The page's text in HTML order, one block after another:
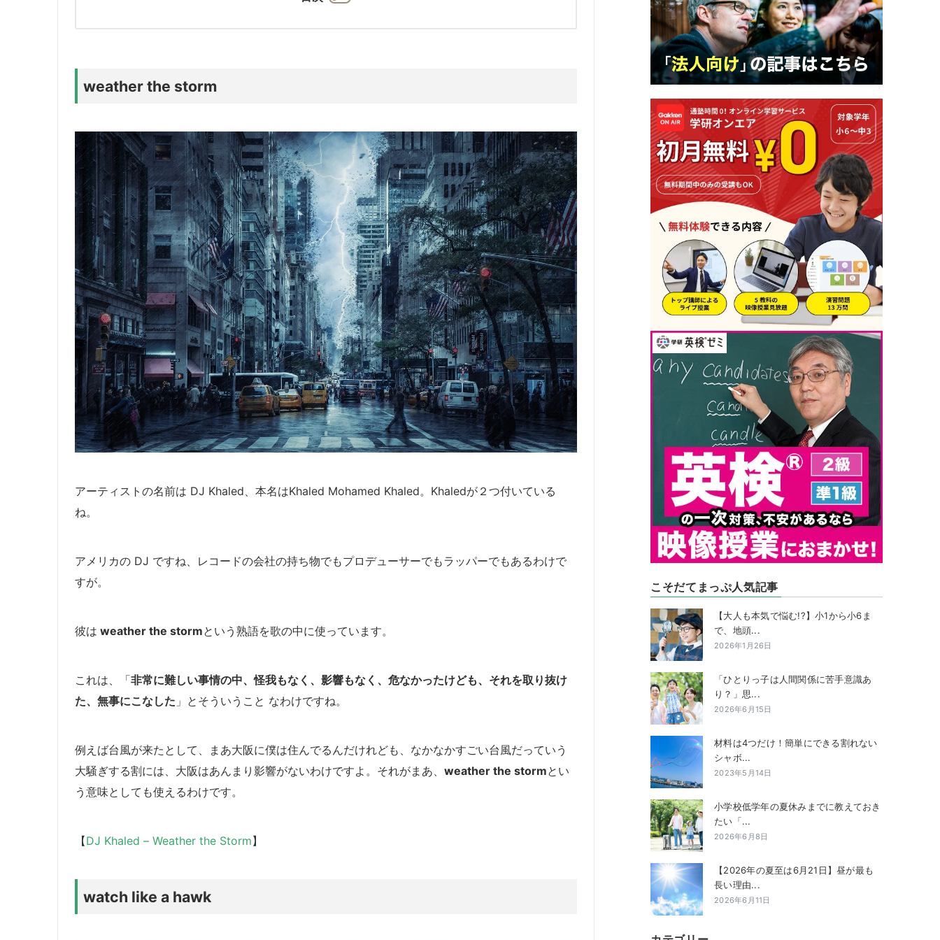
weather the storm
アーティストの名前は DJ Khaled、本名はKhaled Mohamed Khaled。Khaledが２つ付いている
ね。
アメリカの DJ ですね、レコードの会社の持ち物でもプロデューサーでもラッパーでもあるわけで
すが。
彼は weather the stormという熟語を歌の中に使っています。
これは、「非常に難しい事情の中、怪我もなく、影響もなく、危なかったけども、それを取り抜け
た、無事にこなした 」とそういうこと なわけですね。
例えば台風が来たとして、まあ大阪に僕は住んでるんだけれども、なかなかすごい台風だっていう
大騒ぎする割には、大阪はあんまり影響がないわけですよ。それがまあ、 weather the stormとい
う意味としても使えるわけです。
【DJ Khaled – Weather the Storm】
watch like a hawk
こそだてまっぷ人気記事
【大人も本気で悩む!?】小1から小6ま
で、地頭...
2026年1月26日
「ひとりっ子は人間関係に苦手意識あ
り？」思...
2026年6月15日
材料は4つだけ！簡単にできる割れない
シャボ...
2023年5月14日
小学校低学年の夏休みまでに教えておき
たい「...
2026年6月8日
【2026年の夏至は6月21日】昼が最も
長い理由...
2026年6月11日